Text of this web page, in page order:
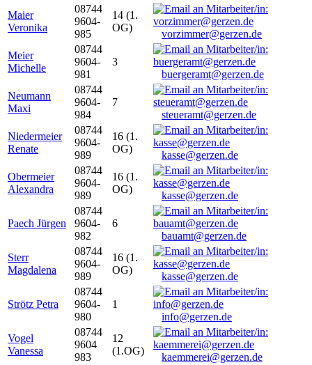
Maier
Veronika
08744
9604-
985
14 (1.
OG)
vorzimmer@gerzen.de
Meier
Michelle
08744
9604-
981
3
buergeramt@gerzen.de
Neumann
Maxi
08744
9604-
984
7
steueramt@gerzen.de
Niedermeier
Renate
08744
9604-
989
16 (1.
OG)
kasse@gerzen.de
Obermeier
Alexandra
08744
9604-
989
16 (1.
OG)
kasse@gerzen.de
Paech Jürgen
08744
9604-
982
6
bauamt@gerzen.de
Sterr
Magdalena
08744
9604-
989
16 (1.
OG)
kasse@gerzen.de
Strötz Petra
08744
9604-
980
1
info@gerzen.de
Vogel
Vanessa
08744
9604
983
12
(1.OG)
kaemmerei@gerzen.de